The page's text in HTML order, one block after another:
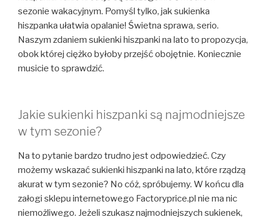
sezonie wakacyjnym. Pomyśl tylko, jak sukienka
hiszpanka ułatwia opalanie! Świetna sprawa, serio.
Naszym zdaniem sukienki hiszpanki na lato to propozycja,
obok której ciężko byłoby przejść obojętnie. Koniecznie
musicie to sprawdzić.
Jakie sukienki hiszpanki są najmodniejsze
w tym sezonie?
Na to pytanie bardzo trudno jest odpowiedzieć. Czy
możemy wskazać sukienki hiszpanki na lato, które rządzą
akurat w tym sezonie? No cóż, spróbujemy. W końcu dla
załogi sklepu internetowego Factoryprice.pl nie ma nic
niemożliwego. Jeżeli szukasz najmodniejszych sukienek,